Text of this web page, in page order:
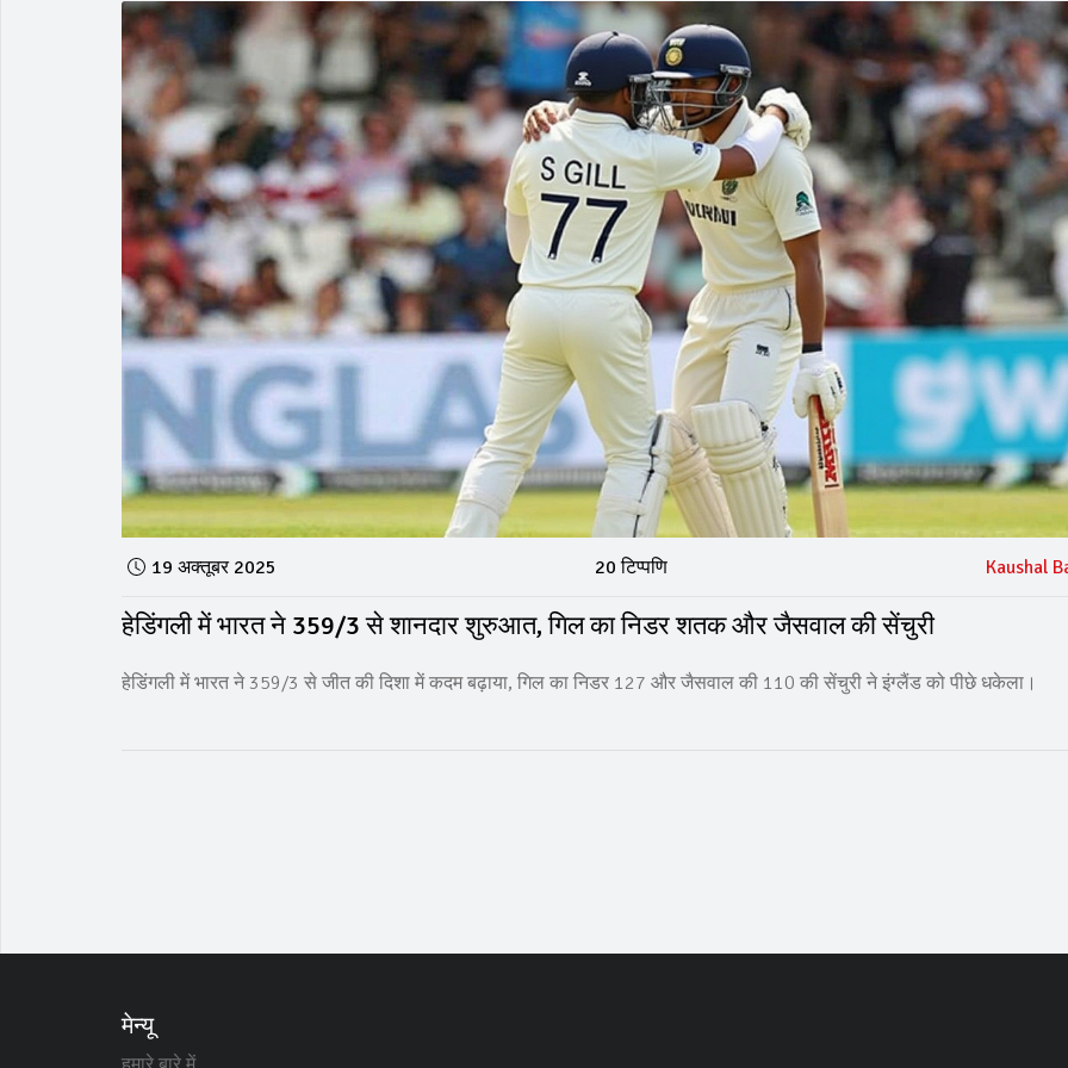
19 अक्तूबर 2025 20 टिप्पणि Kaushal
हेडिंगली में भारत ने 359/3 से शानदार शुरुआत, गिल का निडर शतक और जैसवाल की सेंचुरी
हेडिंगली में भारत ने 359/3 से जीत की दिशा में कदम बढ़ाया, गिल का निडर 127 और जैसवाल की 110 की सेंचुरी ने इंग्लैंड को पीछे धकेला।
मेन्यू